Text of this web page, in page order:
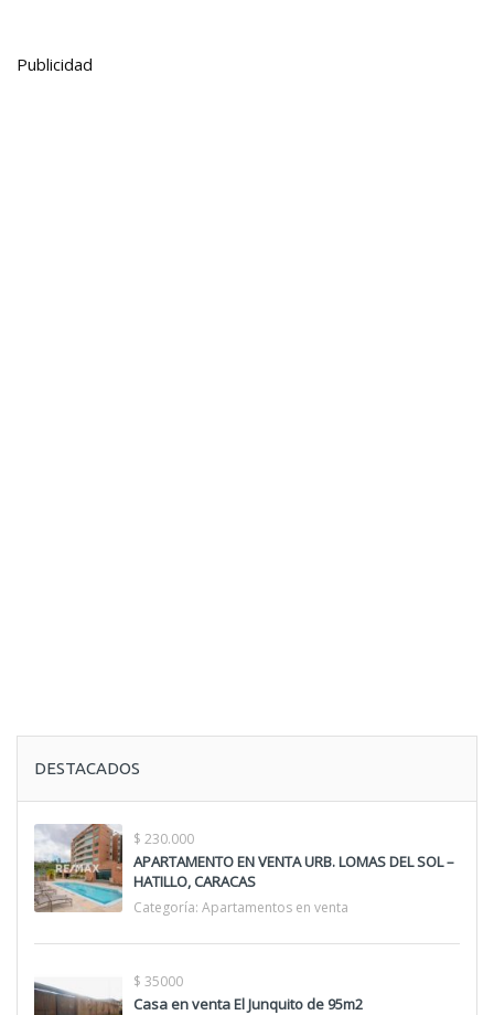
Publicidad
DESTACADOS
$ 230.000
APARTAMENTO EN VENTA URB. LOMAS DEL SOL –
HATILLO, CARACAS
Categoría: Apartamentos en venta
$ 35000
Casa en venta El Junquito de 95m2